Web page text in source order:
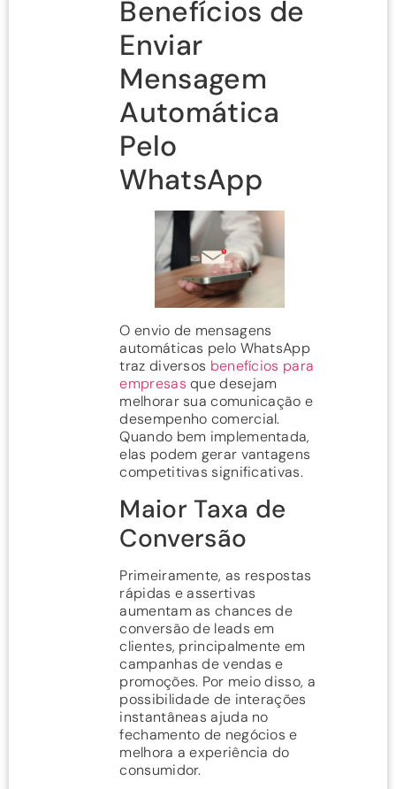
Benefícios de
Enviar
Mensagem
Automática
Pelo
WhatsApp
O envio de mensagens
automáticas pelo WhatsApp
traz diversos benefícios para
empresas que desejam
melhorar sua comunicação e
desempenho comercial.
Quando bem implementada,
elas podem gerar vantagens
competitivas significativas.
Maior Taxa de
Conversão
Primeiramente, as respostas
rápidas e assertivas
aumentam as chances de
conversão de leads em
clientes, principalmente em
campanhas de vendas e
promoções. Por meio disso, a
possibilidade de interações
instantâneas ajuda no
fechamento de negócios e
melhora a experiência do
consumidor.